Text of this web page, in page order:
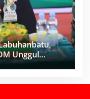
Unggul